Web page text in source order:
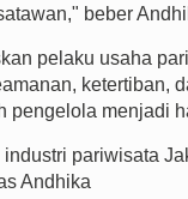
beber
pelaku usaha
ketertiban,
pengelola menjadi
pariwisata
Andhika